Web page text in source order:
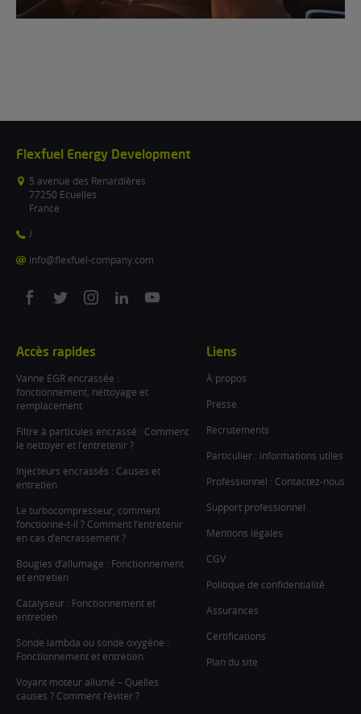
Flexfuel Energy Development
5 avenue des Renardières
77250 Ecuelles
France
/
info@flexfuel-company.com
On
On
On
On
On
Accès rapides
Vanne EGR encrassée :
fonctionnement, nettoyage et
remplacement
Filtre à particules encrassé : Comment
le nettoyer et l’entretenir ?
Injecteurs encrassés : Causes et
entretien
Le turbocompresseur, comment
fonctionne-t-il ? Comment l’entretenir
en cas d’encrassement ?
Bougies d’allumage : Fonctionnement
et entretien
Catalyseur : Fonctionnement et
entretien
Sonde lambda ou sonde oxygène :
Fonctionnement et entretien
Voyant moteur allumé – Quelles
causes ? Comment l’éviter ?
Liens
À propos
Presse
Recrutements
Particulier : informations utiles
Professionnel : Contactez-nous
Support professionnel
Mentions légales
CGV
Politique de confidentialité
Assurances
Certifications
Plan du site